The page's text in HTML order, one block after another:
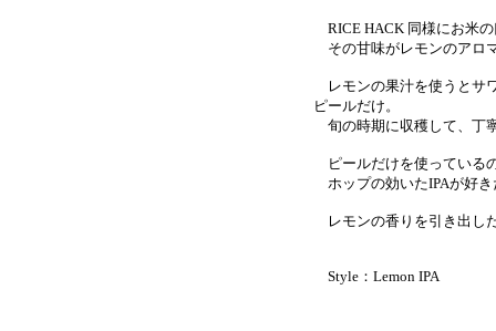
RICE HACK 同様にお米
その甘味がレモンのアロ
レモンの果汁を使うとサ
ピールだけ。
旬の時期に収穫して、丁
ピールだけを使っている
ホップの効いたIPAが好
レモンの香りを引き出し
Style：Lemon IPA